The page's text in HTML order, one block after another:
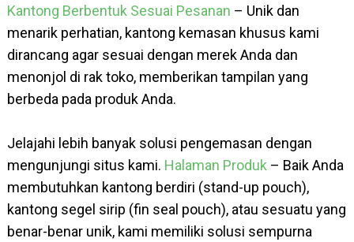
Kantong Berbentuk Sesuai Pesanan – Unik dan
menarik perhatian, kantong kemasan khusus kami
dirancang agar sesuai dengan merek Anda dan
menonjol di rak toko, memberikan tampilan yang
berbeda pada produk Anda.
Jelajahi lebih banyak solusi pengemasan dengan
mengunjungi situs kami. Halaman Produk – Baik Anda
membutuhkan kantong berdiri (stand-up pouch),
kantong segel sirip (fin seal pouch), atau sesuatu yang
benar-benar unik, kami memiliki solusi sempurna